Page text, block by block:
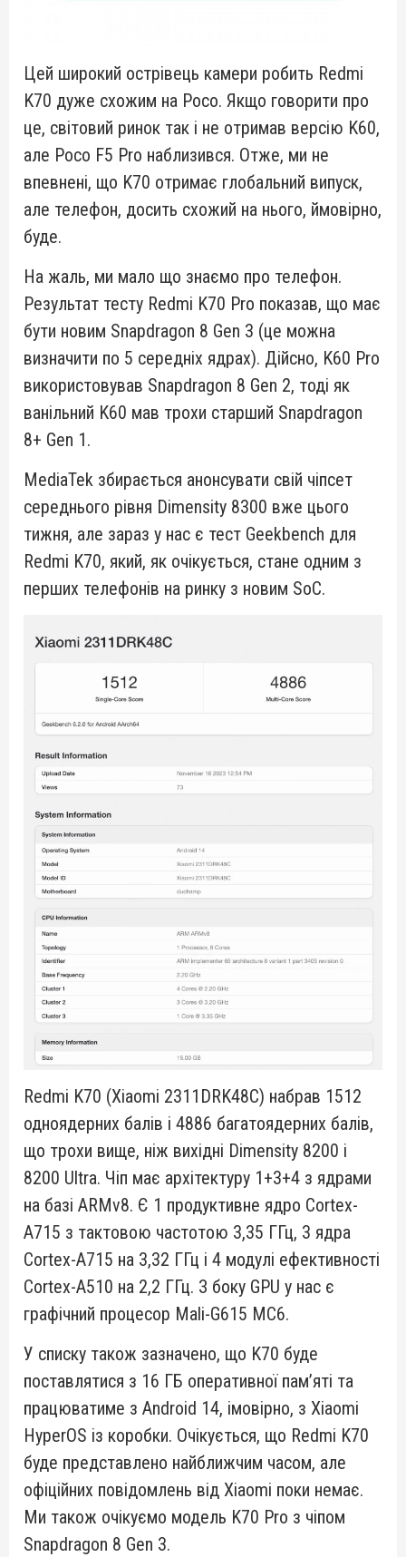
Цей широкий острівець камери робить Redmi
K70 дуже схожим на Poco. Якщо говорити про
це, світовий ринок так і не отримав версію K60,
але Poco F5 Pro наблизився. Отже, ми не
впевнені, що K70 отримає глобальний випуск,
але телефон, досить схожий на нього, ймовірно,
буде.
На жаль, ми мало що знаємо про телефон.
Результат тесту Redmi K70 Pro показав, що має
бути новим Snapdragon 8 Gen 3 (це можна
визначити по 5 середніх ядрах). Дійсно, K60 Pro
використовував Snapdragon 8 Gen 2, тоді як
ванільний K60 мав трохи старший Snapdragon
8+ Gen 1.
MediaTek збирається анонсувати свій чіпсет
середнього рівня Dimensity 8300 вже цього
тижня, але зараз у нас є тест Geekbench для
Redmi K70, який, як очікується, стане одним з
перших телефонів на ринку з новим SoC.
Redmi K70 (Xiaomi 2311DRK48C) набрав 1512
одноядерних балів і 4886 багатоядерних балів,
що трохи вище, ніж вихідні Dimensity 8200 і
8200 Ultra. Чіп має архітектуру 1+3+4 з ядрами
на базі ARMv8. Є 1 продуктивне ядро Cortex-
A715 з тактовою частотою 3,35 ГГц, 3 ядра
Cortex-A715 на 3,32 ГГц і 4 модулі ефективності
Cortex-A510 на 2,2 ГГц. З боку GPU у нас є
графічний процесор Mali-G615 MC6.
У списку також зазначено, що K70 буде
поставлятися з 16 ГБ оперативної пам’яті та
працюватиме з Android 14, імовірно, з Xiaomi
HyperOS із коробки. Очікується, що Redmi K70
буде представлено найближчим часом, але
офіційних повідомлень від Xiaomi поки немає.
Ми також очікуємо модель K70 Pro з чіпом
Snapdragon 8 Gen 3.